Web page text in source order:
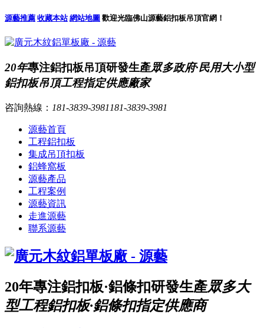
源藝推薦 收藏本站 網站地圖 歡迎光臨佛山源藝鋁扣板吊頂官網！
20年專注鋁扣板吊頂研發生產眾多政府·民用大小型
鋁扣板吊頂工程指定供應廠家
咨詢熱線： 181-3839-3981 181-3839-3981
源藝首頁
工程鋁扣板
集成吊頂扣板
鋁蜂窩板
源藝產品
工程案例
源藝資訊
走進源藝
聯系源藝
20年專注鋁扣板·鋁條扣研發生產眾多大
型工程鋁扣板·鋁條扣指定供應商